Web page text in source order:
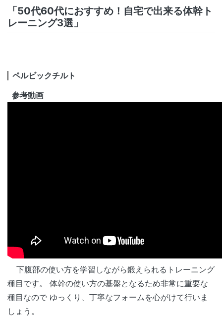
「50代60代におすすめ！自宅で出来る体幹ト
レーニング3選」
ペルビックチルト
参考動画
下腹部の使い方を学習しながら鍛えられるトレーニング
種目です。 体幹の使い方の基盤となるため非常に重要な
種目なので ゆっくり、丁寧なフォームを心がけて行いま
しょう。